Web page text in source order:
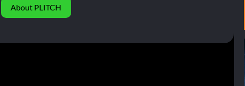
About PLITCH